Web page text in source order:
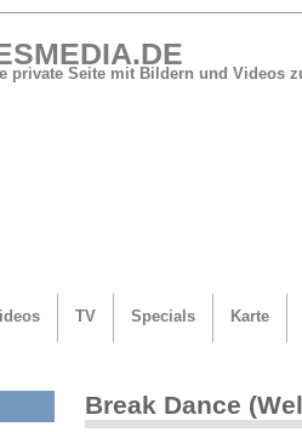
private Seite mit Bildern und Videos
TV Specials Karte
Break Dance